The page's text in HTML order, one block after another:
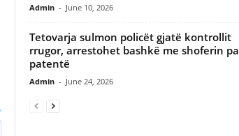
Admin - June 10, 2026
Tetovarja sulmon policët gjatë kontrollit
rrugor, arrestohet bashkë me shoferin pa
patentë
Admin - June 24, 2026